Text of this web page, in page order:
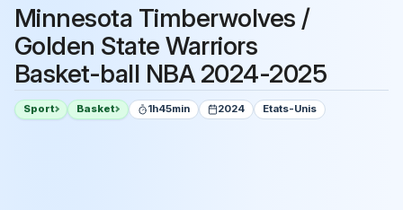
Minnesota Timberwolves /
Golden State Warriors
Basket-ball NBA 2024-2025
Sport Basket 1h45min 2024 Etats-Unis